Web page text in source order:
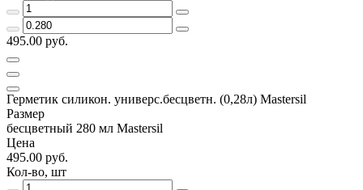
495.00 руб.
Герметик силикон. универс.бесцветн. (0,28л) Mastersil
Размер
бесцветный 280 мл Mastersil
Цена
495.00 руб.
Кол-во, шт